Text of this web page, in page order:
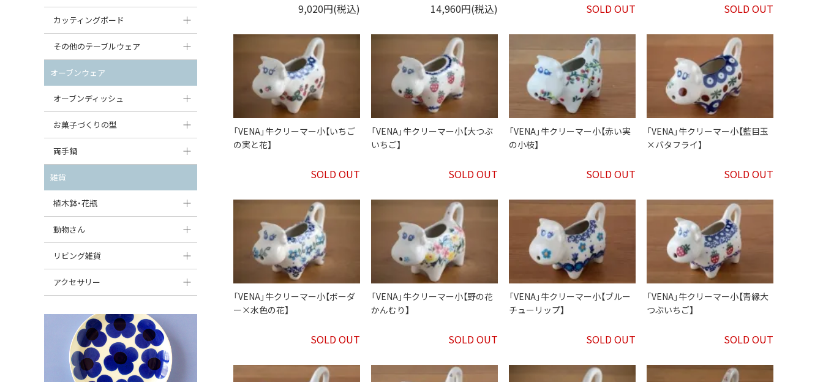
9,020円(税込) 14,960円(税込) SOLD OUT SOLD OUT
「VENA」牛クリーマー小【いちご
の実と花】
SOLD OUT
「VENA」牛クリーマー小【大つぶ
いちご】
SOLD OUT
「VENA」牛クリーマー小【赤い実
の小枝】
SOLD OUT
「VENA」牛クリーマー小【藍目玉
×バタフライ】
SOLD OUT
「VENA」牛クリーマー小【ボーダ
ー×水色の花】
SOLD OUT
「VENA」牛クリーマー小【野の花
かんむり】
SOLD OUT
「VENA」牛クリーマー小【ブルー
チューリップ】
SOLD OUT
「VENA」牛クリーマー小【青縁大
つぶいちご】
SOLD OUT
丸皿
スープ皿
ダルマプレート
たまご型プレート
ハート型プレート
変形プレート
分割ディッシュ
すべて見る
丸鉢・どんぶり・ボウル
茶碗
オーバルボウル
ハートボウル
葉っぱ型ボウル
りんご型ボウル
いちご型ボウル
星型ボウル
スープカップ
そば猪口・フリーカップ
ココット
薬味入れ
つぼ
ガーリックポット
オニオンキャニスター
ガーリックキャニスター
チーズケース
バターディッシュ
六角形ポット
ボトル
すべて見る
ソースパン（片手鍋）
スープチュリーン
カッティングボード
角型カッティングボード
丸型カッティングボード
すべて見る
その他のテーブルウェア
調味料入れ
グレイヴィーボート
エッグカップ
ケーキスタンド
カトラリー
はしおき・カトラリーレスト
オーブンウェア
オーブンディッシュ
大型（24cm〜）
中型（18〜24cm）
スクエアオーブンディッシュ
オーバルオーブンディッシュ
すべて見る
お菓子づくりの型
パウンド型
マフィン型
すべて見る
両手鍋
チュリーン
キャセロール
すべて見る
雑貨
植木鉢・花瓶
植木鉢
花瓶
動物さん
フィギュア・置物
貯金箱
オーナメント
クリーマー
リビング雑貨
スツール
バス・洗面用品
家具小物
小物入れ
アクセサリー
ペンダントトップ
すべて見る